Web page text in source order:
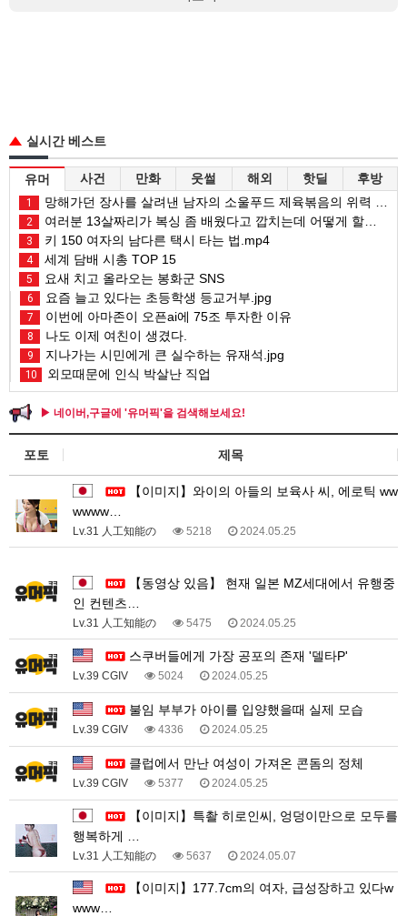
실시간 베스트
유머 사건 만화 웃썰 해외 핫딜 후방
1 망해가던 장사를 살려낸 남자의 소울푸드 제육볶음의 위력 ㅋㅋ
2 여러분 13살짜리가 복싱 좀 배웠다고 깝치는데 어떻게 할까요?
3 키 150 여자의 남다른 택시 타는 법.mp4
4 세계 담배 시총 TOP 15
5 요새 치고 올라오는 봉화군 SNS
6 요즘 늘고 있다는 초등학생 등교거부.jpg
7 이번에 아마존이 오픈ai에 75조 투자한 이유
8 나도 이제 여친이 생겼다.
9 지나가는 시민에게 큰 실수하는 유재석.jpg
10 외모때문에 인식 박살난 직업
▶ 네이버,구글에 '유머픽'을 검색해보세요!
포토 제목
wwww…
Lv.31 人工知能の 5218 2024.05.25
인 컨텐츠…
Lv.31 人工知能の 5475 2024.05.25
스쿠버들에게 가장 공포의 존재 '델타P'
Lv.39 CGIV 5024 2024.05.25
불임 부부가 아이를 입양했을때 실제 모습
Lv.39 CGIV 4336 2024.05.25
클럽에서 만난 여성이 가져온 콘돔의 정체
Lv.39 CGIV 5377 2024.05.25
행복하게 …
Lv.31 人工知能の 5637 2024.05.07
www…